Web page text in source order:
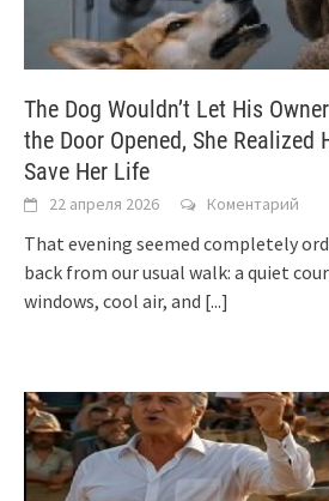
The Dog Wouldn’t Let His
the Door Opened, She Realized
Save Her Life
22 апреля 2026 Коментарий
That evening seemed completely
back from our usual walk: a quiet
windows, cool air, and [...]